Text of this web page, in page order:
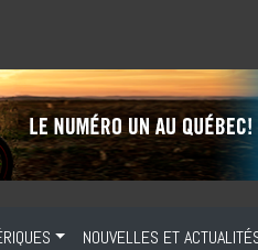
NOUVELLES ET